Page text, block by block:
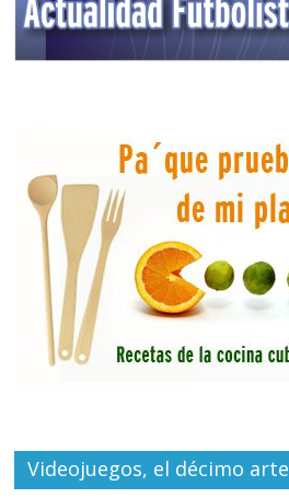
Videojuegos, el décimo arte